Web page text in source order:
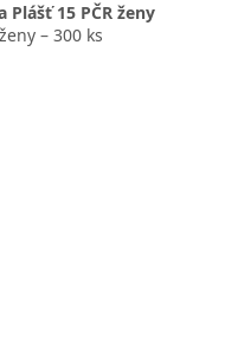
15 PČR ženy
– 300 ks